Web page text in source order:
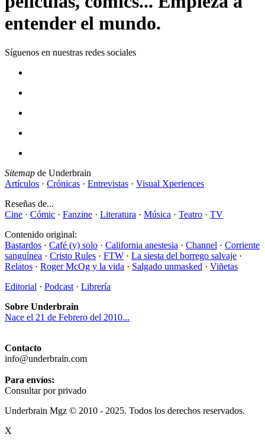
entender el mundo.
Síguenos en nuestras redes sociales
Sitemap de Underbrain
Artículos · Crónicas · Entrevistas · Visual Xperiences
Reseñas de...
Cine · Cómic · Fanzine · Literatura · Música · Teatro · TV
Contenido original:
Bastardos · Café (y) solo · California anestesia · Channel · Corriente
sanguínea · Cristo Rules · FTW · La siesta del borrego salvaje ·
Relatos · Roger McOg y la vida · Salgado unmasked · Viñetas
Editorial · Podcast · Librería
Sobre Underbrain
Nace el 21 de Febrero del 2010...
Contacto
info@underbrain.com
Para envíos:
Consultar por privado
Underbrain Mgz © 2010 - 2025. Todos los derechos reservados.
X